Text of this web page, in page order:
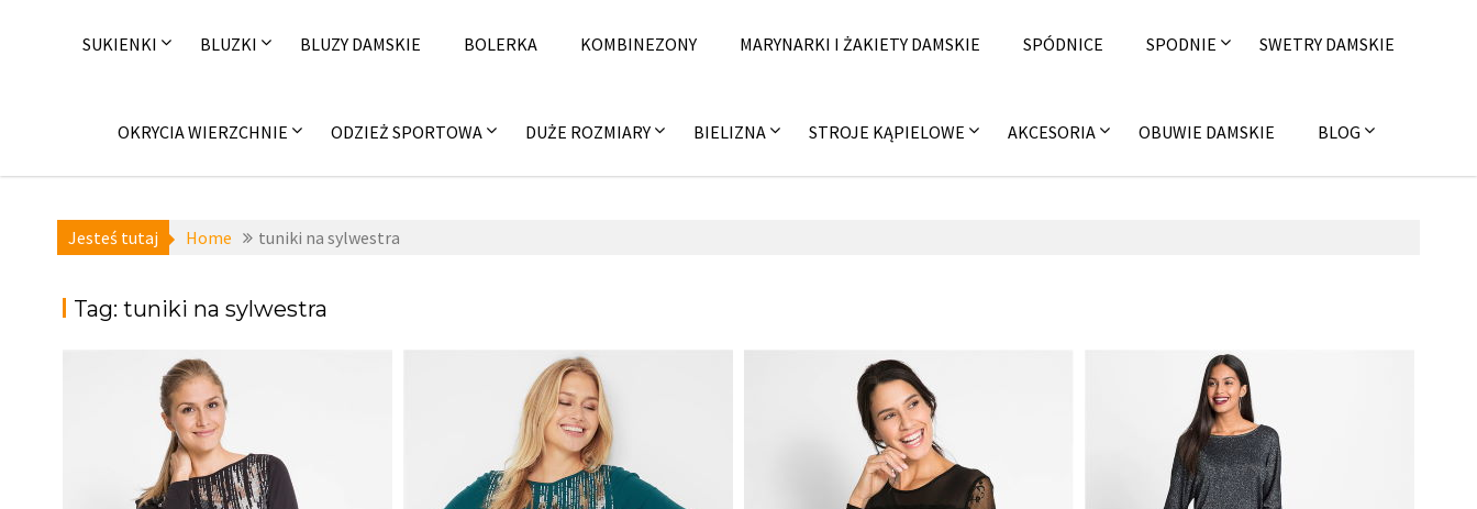
SUKIENKI BLUZKI BLUZY DAMSKIE BOLERKA KOMBINEZONY MARYNARKI I ŻAKIETY DAMSKIE SPÓDNICE SPODNIE SWETRY DAMSKIE
OKRYCIA WIERZCHNIE ODZIEŻ SPORTOWA DUŻE ROZMIARY BIELIZNA STROJE KĄPIELOWE AKCESORIA OBUWIE DAMSKIE BLOG
Jesteś tutaj Home tuniki na sylwestra
Tag: tuniki na sylwestra